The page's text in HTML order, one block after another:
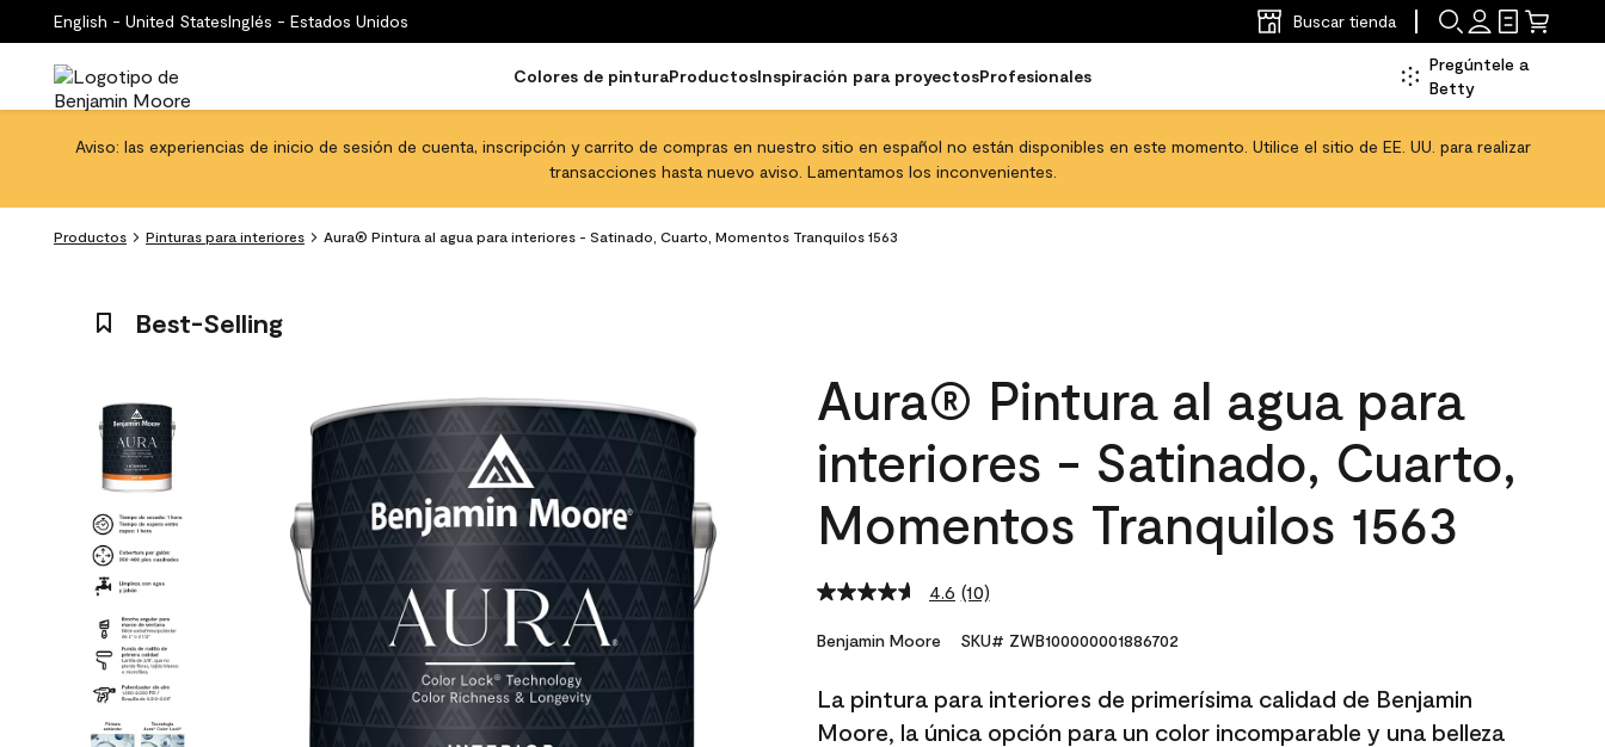
English - United StatesInglés - Estados Unidos Buscar tienda
Colores de pinturaProductosInspiración para proyectosProfesionales
Pregúntele a
Betty
Aviso: las experiencias de inicio de sesión de cuenta, inscripción y carrito de compras en nuestro sitio en español no están disponibles en este momento. Utilice el sitio de EE. UU. para realizar
transacciones hasta nuevo aviso. Lamentamos los inconvenientes.
Productos Pinturas para interiores Aura® Pintura al agua para interiores - Satinado, Cuarto, Momentos Tranquilos 1563
Best-Selling
Aura® Pintura al agua para
interiores - Satinado, Cuarto,
Momentos Tranquilos 1563
4.6 Read
Reviews.
link.
(10)
Benjamin Moore SKU# ZWB100000001886702
La pintura para interiores de primerísima calidad de Benjamin
Moore, la única opción para un color incomparable y una belleza